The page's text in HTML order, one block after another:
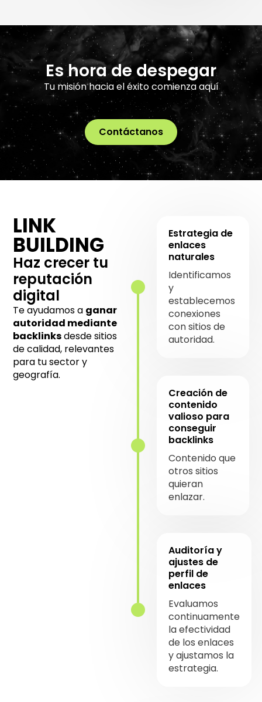
Es hora de despegar
Tu misión hacia el éxito comienza aquí
Contáctanos
LINK
BUILDING
Haz crecer tu
reputación
digital
Te ayudamos a ganar
autoridad mediante
backlinksdesde sitios
de calidad, relevantes
para tu sector y
geografía.
Estrategia de
enlaces
naturales
Identificamos
y
establecemos
conexiones
con sitios de
autoridad.
Creación de
contenido
valioso para
conseguir
backlinks
Contenido que
otros sitios
quieran
enlazar.
Auditoría y
ajustes de
perfil de
enlaces
Evaluamos
continuamente
la efectividad
de los enlaces
y ajustamos la
estrategia.